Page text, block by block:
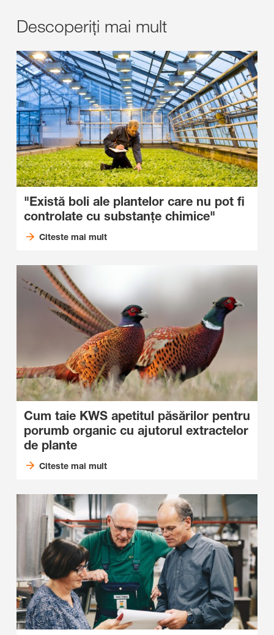
Descoperiți mai mult
"Există boli ale plantelor care nu pot fi
controlate cu substanțe chimice"
Citeste mai mult
Cum taie KWS apetitul păsărilor pentru
porumb organic cu ajutorul extractelor
de plante
Citeste mai mult